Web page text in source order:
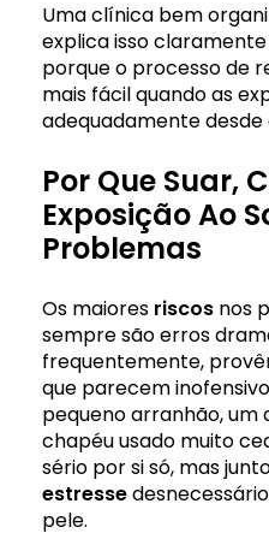
Uma clínica bem
explica isso
porque o processo de
mais fácil quando as
adequadamente desde
Por Que Suar,
Exposição Ao
Problemas
Os maiores riscos nos
sempre são erros
frequentemente,
que parecem
pequeno arranhão, um
chapéu usado muito
sério por si só, mas
estresse
pele.